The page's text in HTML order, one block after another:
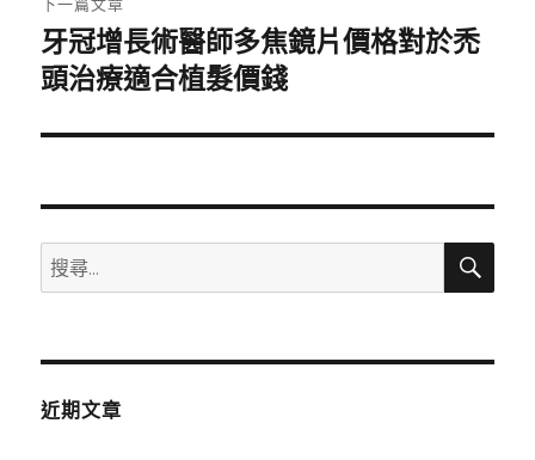
下
一
文
牙冠增長術醫師多焦鏡片價格對於禿
頭治療適合植髮價錢
搜
尋
鍵
搜
近期文章